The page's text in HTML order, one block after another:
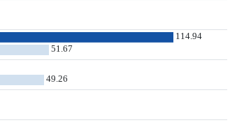
114.94
51.67
49.26